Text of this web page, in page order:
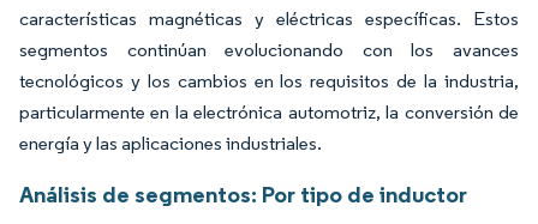
características magnéticas y eléctricas específicas. Estos
segmentos continúan evolucionando con los avances
tecnológicos y los cambios en los requisitos de la industria,
particularmente en la electrónica automotriz, la conversión de
energía y las aplicaciones industriales.
Análisis de segmentos: Por tipo de inductor